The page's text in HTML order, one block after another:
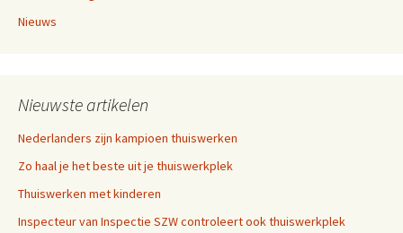
Nieuws
Nieuwste artikelen
Nederlanders zijn kampioen thuiswerken
Zo haal je het beste uit je thuiswerkplek
Thuiswerken met kinderen
Inspecteur van Inspectie SZW controleert ook thuiswerkplek